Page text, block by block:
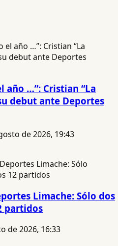
año …”: Cristian “La
debut ante Deportes
de 2026, 19:43
Limache: Sólo dos
partidos
de 2026, 16:33